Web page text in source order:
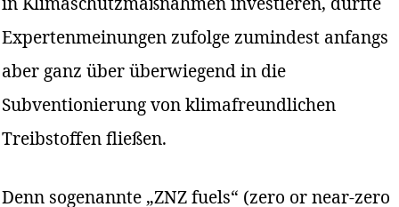
Expertenmeinungen zufolge zumindest anfangs
aber ganz über überwiegend in die
Subventionierung von klimafreundlichen
Treibstoffen fließen.
Denn sogenannte „ZNZ fuels“ (zero or near-zero